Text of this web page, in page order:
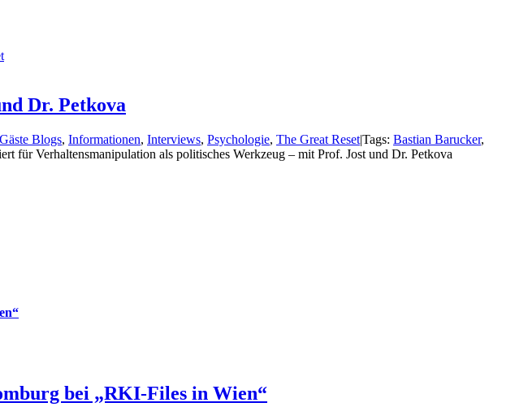
Dr. Petkova
Gäste Blogs, Informationen, Interviews, Psychologie, The Great Reset|Tags: Bastian Barucker,
für Verhaltensmanipulation als politisches Werkzeug – mit Prof. Jost und Dr. Petkova
bei „RKI-Files in Wien“